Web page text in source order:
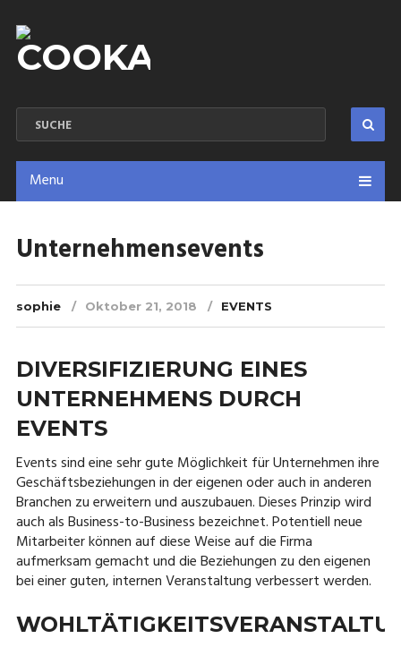
Menu
Unternehmensevents
sophie Oktober 21, 2018 EVENTS
DIVERSIFIZIERUNG EINES
UNTERNEHMENS DURCH
EVENTS
Events sind eine sehr gute Möglichkeit für Unternehmen ihre
Geschäftsbeziehungen in der eigenen oder auch in anderen
Branchen zu erweitern und auszubauen. Dieses Prinzip wird
auch als Business-to-Business bezeichnet. Potentiell neue
Mitarbeiter können auf diese Weise auf die Firma
aufmerksam gemacht und die Beziehungen zu den eigenen
bei einer guten, internen Veranstaltung verbessert werden.